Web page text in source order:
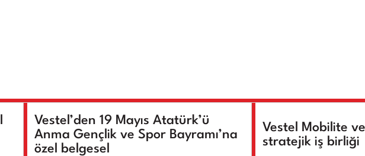
Vestel’den 19 Mayıs Atatürk’ü
Anma Gençlik ve Spor Bayramı’na
özel belgesel
Vestel Mobilite
stratejik iş birliği